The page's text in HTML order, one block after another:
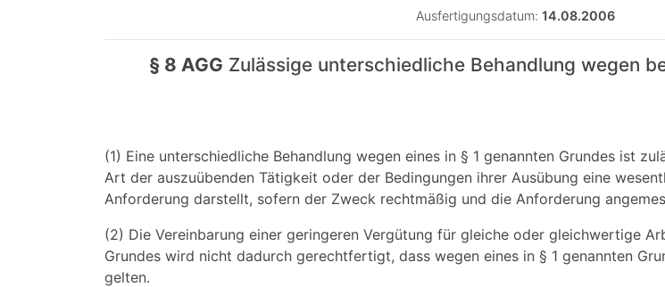
Ausfertigungsdatum: 14.08.2006
§ 8 AGG Zulässige unterschiedliche Behandlung wegen
(1) Eine unterschiedliche Behandlung wegen eines in § 1 genannten Grundes ist
Art der auszuübenden Tätigkeit oder der Bedingungen ihrer Ausübung eine
Anforderung darstellt, sofern der Zweck rechtmäßig und die Anforderung
(2) Die Vereinbarung einer geringeren Vergütung für gleiche oder gleichwertige
Grundes wird nicht dadurch gerechtfertigt, dass wegen eines in § 1 genannten
gelten.